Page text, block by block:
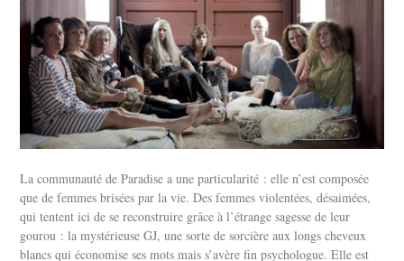
La communauté de Paradise a une particularité : elle n’est composée
que de femmes brisées par la vie. Des femmes violentées, désaimées,
qui tentent ici de se reconstruire grâce à l’étrange sagesse de leur
gourou : la mystérieuse GJ, une sorte de sorcière aux longs cheveux
blancs qui économise ses mots mais s’avère fin psychologue. Elle est